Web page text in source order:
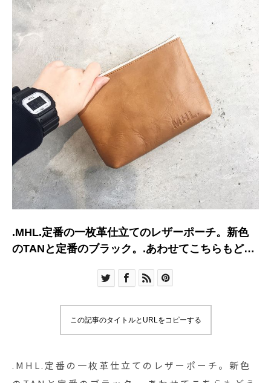
.MHL.定番の一枚革仕立てのレザーポーチ。新色
のTANと定番のブラック。.あわせてこちらもどう
LEATHER#leather#pouch#革#tan#hausmatsue
この記事のタイトルとURLをコピーする
.MHL.定番の一枚革仕立てのレザーポーチ。新色